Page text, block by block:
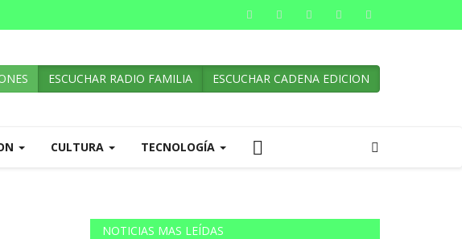
ESCUCHAR RADIO FAMILIA ESCUCHAR CADENA EDICION
CULTURA TECNOLOGÍA
NOTICIAS MAS LEÍDAS